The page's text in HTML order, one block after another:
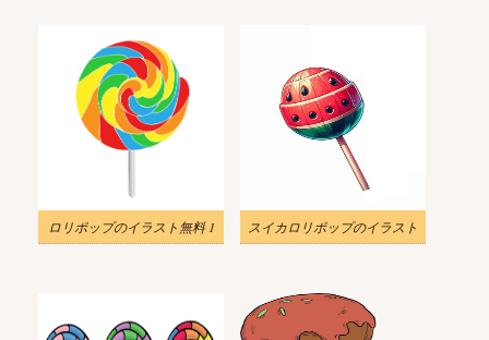
ロリポップのイラスト無料 1 スイカロリポップのイラスト